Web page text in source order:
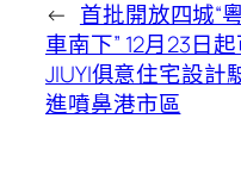
← 首批開放四城“
車南下” 12月23日
JIUYI俱意住宅設計
進噴鼻港市區